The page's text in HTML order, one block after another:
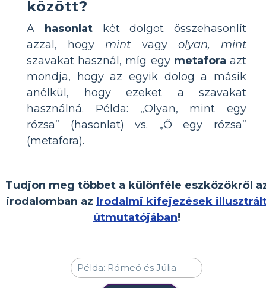
között?
A hasonlatkét dolgot összehasonlít
azzal, hogy mint vagy olyan, mint
szavakat használ, míg egy metafora azt
mondja, hogy az egyik dolog a másik
anélkül, hogy ezeket a szavakat
használná. Példa: „Olyan, mint egy
rózsa” (hasonlat) vs. „Ő egy rózsa”
(metafora).
Tudjon meg többet a különféle eszközökről
irodalomban az Irodalmi kifejezések
útmutatójában!